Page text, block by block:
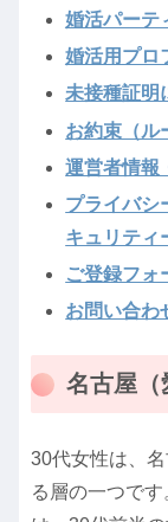
婚活パーテ
婚活用プロ
未接種証明
お約束（ル
運営者情報
プライバシ
キュリティ
ご登録フォ
お問い合わ
名古屋（
30代女性は、
る層の一つで